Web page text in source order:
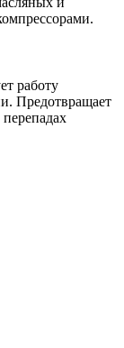
работу
Предотвращает